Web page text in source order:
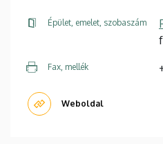
Épület, emelet, szobaszám
Fax, mellék
Weboldal